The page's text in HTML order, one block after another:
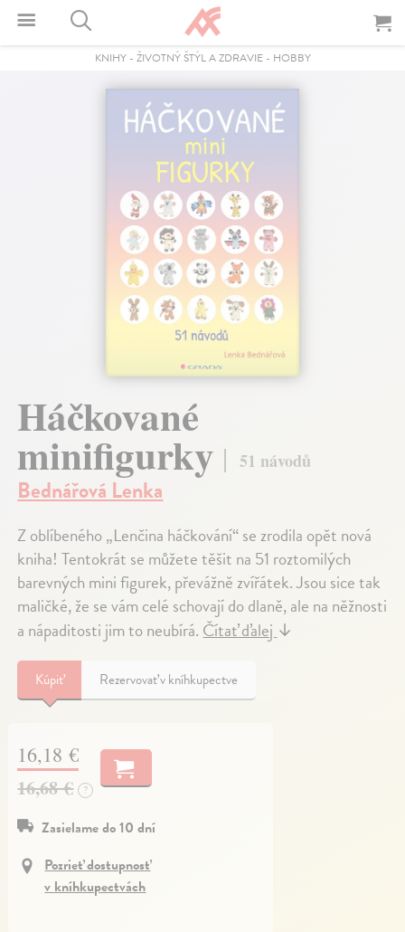
KNIHY- ŽIVOTNÝ ŠTÝL A ZDRAVIE- HOBBY
Háčkované
minifigurky 51 návodů
Bednářová Lenka
Z oblíbeného „Lenčina háčkování“ se zrodila opět nová
kniha! Tentokrát se můžete těšit na 51 roztomilých
barevných mini figurek, převážně zvířátek. Jsou sice tak
maličké, že se vám celé schovají do dlaně, ale na něžnosti
a nápaditosti jim to neubírá.Čítať ďalej↓
Kúpiť Rezervovať v kníhkupectve
16,18 €
16,68 € ?
Zasielame do 10 dní
Pozrieť dostupnosť
v kníhkupectvách